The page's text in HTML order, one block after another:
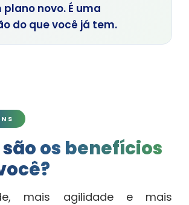
plano novo. É uma
do que você já tem.
os benefícios
mais agilidade e mais